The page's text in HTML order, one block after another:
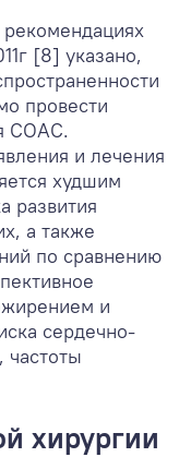
[8] указано,
провести
СОАС.
и лечения
худшим
развития
а также
по сравнению
и
сердечно-
частоты
хирургии